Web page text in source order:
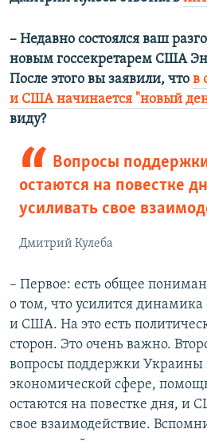
– Недавно состоялся ваш
новым госсекретарем США
После этого вы заявили, что в
и США начинается "новый
виду?
Вопросы
остаются на повестке
усиливать свое
Дмитрий Кулеба
– Первое: есть общее
о том, что усилится
и США. На это есть
сторон. Это очень важно.
вопросы поддержки Украины
экономической сфере,
остаются на повестке дня, и
свое взаимодействие.